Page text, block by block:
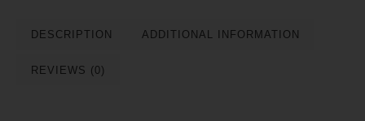
DESCRIPTION ADDITIONAL INFORMATION
REVIEWS (0)